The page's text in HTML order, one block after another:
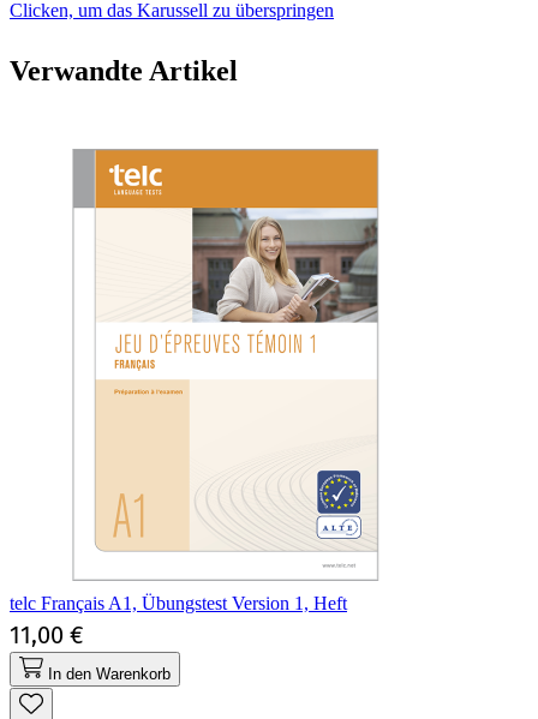
Clicken, um das Karussell zu überspringen
Verwandte Artikel
telc Français A1, Übungstest Version 1, Heft
11,00 €
In den Warenkorb